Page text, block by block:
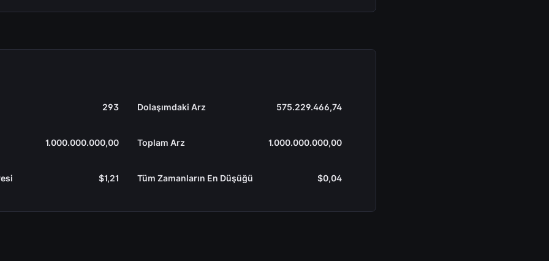
293
1.000.000.000,00
$1,21
Dolaşımdaki Arz 575.229.466,74
Toplam Arz 1.000.000.000,00
Tüm Zamanların En Düşüğü $0,04